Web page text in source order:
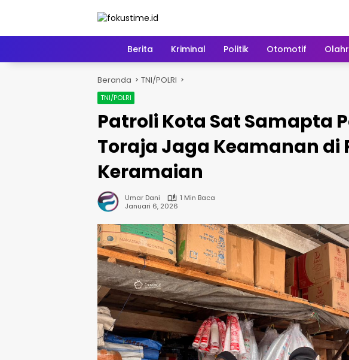
HomeBerita Kriminal Politik Otomotif
Beranda TNI/POLRI
TNI/POLRI
Patroli Kota Sat Samapta
Toraja Jaga Keamanan di
Keramaian
Umar Dani
1 Min Baca
Januari 6, 2026